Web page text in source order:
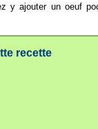
y ajouter un oeuf
recette